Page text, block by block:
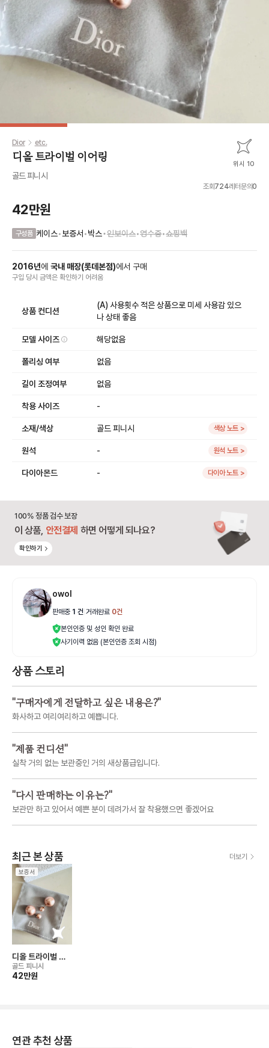
Dior etc.
디올 트라이벌 이어링 위시 10
골드 피니시
조회724레터문의0
42만원
구성품 케이스• 보증서 •박스•인보이스•영수증•쇼핑백
2016년에 국내 매장(롯데본점)에서 구매
구입 당시 금액은 확인하기 어려움
상품 컨디션
(A) 사용횟수 적은 상품으로 미세 사용감 있으
나 상태 좋음
모델 사이즈 해당없음
폴리싱 여부 없음
길이 조정여부 없음
착용 사이즈 -
소재/색상 골드 피니시 색상 노트 >
원석 - 원석 노트 >
다이아몬드 - 다이아 노트 >
100% 정품 검수 보장
이 상품, 안전결제 하면 어떻게 되나요?
확인하기
owol
판매중 1 건 거래완료 0건
본인인증 및 성인 확인 완료
사기이력 없음 (본인인증 조회 시점)
상품 스토리
"구매자에게 전달하고 싶은 내용은?"
화사하고 여리여리하고 예쁩니다.
"제품 컨디션"
실착 거의 없는 보관중인 거의 새상품급입니다.
"다시 판매하는 이유는?"
보관만 하고 있어서 예쁜 분이 데려가서 잘 착용했으면 좋겠어요
최근 본 상품 더보기
보증서
디올 트라이벌 이
어링
골드 피니시
42만원
연관 추천 상품